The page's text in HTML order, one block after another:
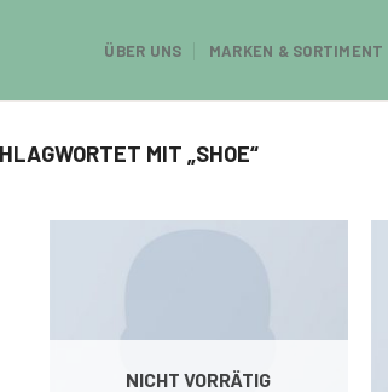
ÜBER UNS MARKEN & SORTIMENT
MIT „SHOE“
NICHT VORRÄTIG